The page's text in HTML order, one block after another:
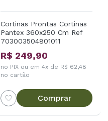
Cortinas Prontas Cortinas
Pantex 360x250 Cm Ref
703003504801011
R$ 249,90
no PIX ou em 4x de R$ 62,48
no cartão
Comprar